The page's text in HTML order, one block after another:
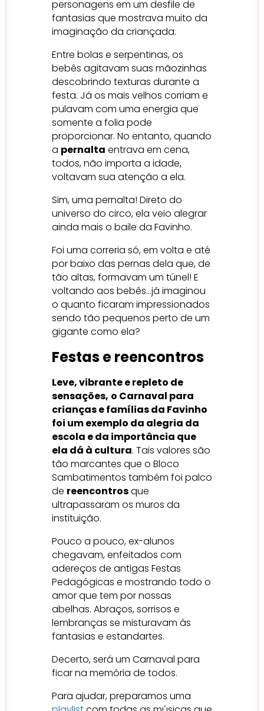
personagens em um desfile de
fantasias que mostrava muito da
imaginação da criançada.
Entre bolas e serpentinas, os
bebês agitavam suas mãozinhas
descobrindo texturas durante a
festa. Já os mais velhos corriam e
pulavam com uma energia que
somente a folia pode
proporcionar. No entanto, quando
a pernalta entrava em cena,
todos, não importa a idade,
voltavam sua atenção a ela.
Sim, uma pernalta! Direto do
universo do circo, ela veio alegrar
ainda mais o baile da Favinho.
Foi uma correria só, em volta e até
por baixo das pernas dela que, de
tão altas, formavam um túnel! E
voltando aos bebês…já imaginou
o quanto ficaram impressionados
sendo tão pequenos perto de um
gigante como ela?
Festas e reencontros
Leve, vibrante e repleto de
sensações, o Carnaval para
crianças e famílias da Favinho
foi um exemplo da alegria da
escola e da importância que
ela dá à cultura. Tais valores são
tão marcantes que o Bloco
Sambatimentos também foi palco
de reencontrosque
ultrapassaram os muros da
instituição.
Pouco a pouco, ex-alunos
chegavam, enfeitados com
adereços de antigas Festas
Pedagógicas e mostrando todo o
amor que tem por nossas
abelhas. Abraços, sorrisos e
lembranças se misturavam às
fantasias e estandartes.
Decerto, será um Carnaval para
ficar na memória de todos.
Para ajudar, preparamos uma